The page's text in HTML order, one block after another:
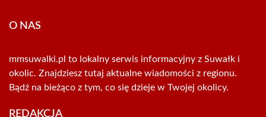
O NAS
mmsuwalki.pl to lokalny serwis informacyjny z Suwałk i
okolic. Znajdziesz tutaj aktualne wiadomości z regionu.
Bądź na bieżąco z tym, co się dzieje w Twojej okolicy.
REDAKCJA